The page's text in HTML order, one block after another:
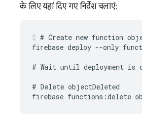
के लिए यहां दिए गए निर्देश चलाएं:
# Create new function
firebase deploy --only
# Wait until deployment is
# Delete objectDeleted